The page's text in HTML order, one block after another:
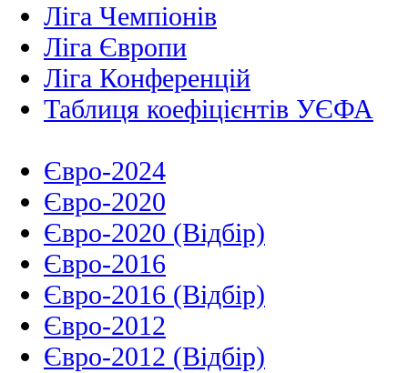
Ліга Чемпіонів
Ліга Європи
Ліга Конференцій
Таблиця коефіцієнтів УЄФА
Євро-2024
Євро-2020
Євро-2020 (Відбір)
Євро-2016
Євро-2016 (Відбір)
Євро-2012
Євро-2012 (Відбір)